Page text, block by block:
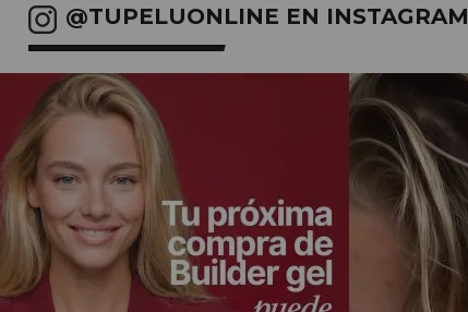
@TUPELUONLINE EN INSTAGRAM